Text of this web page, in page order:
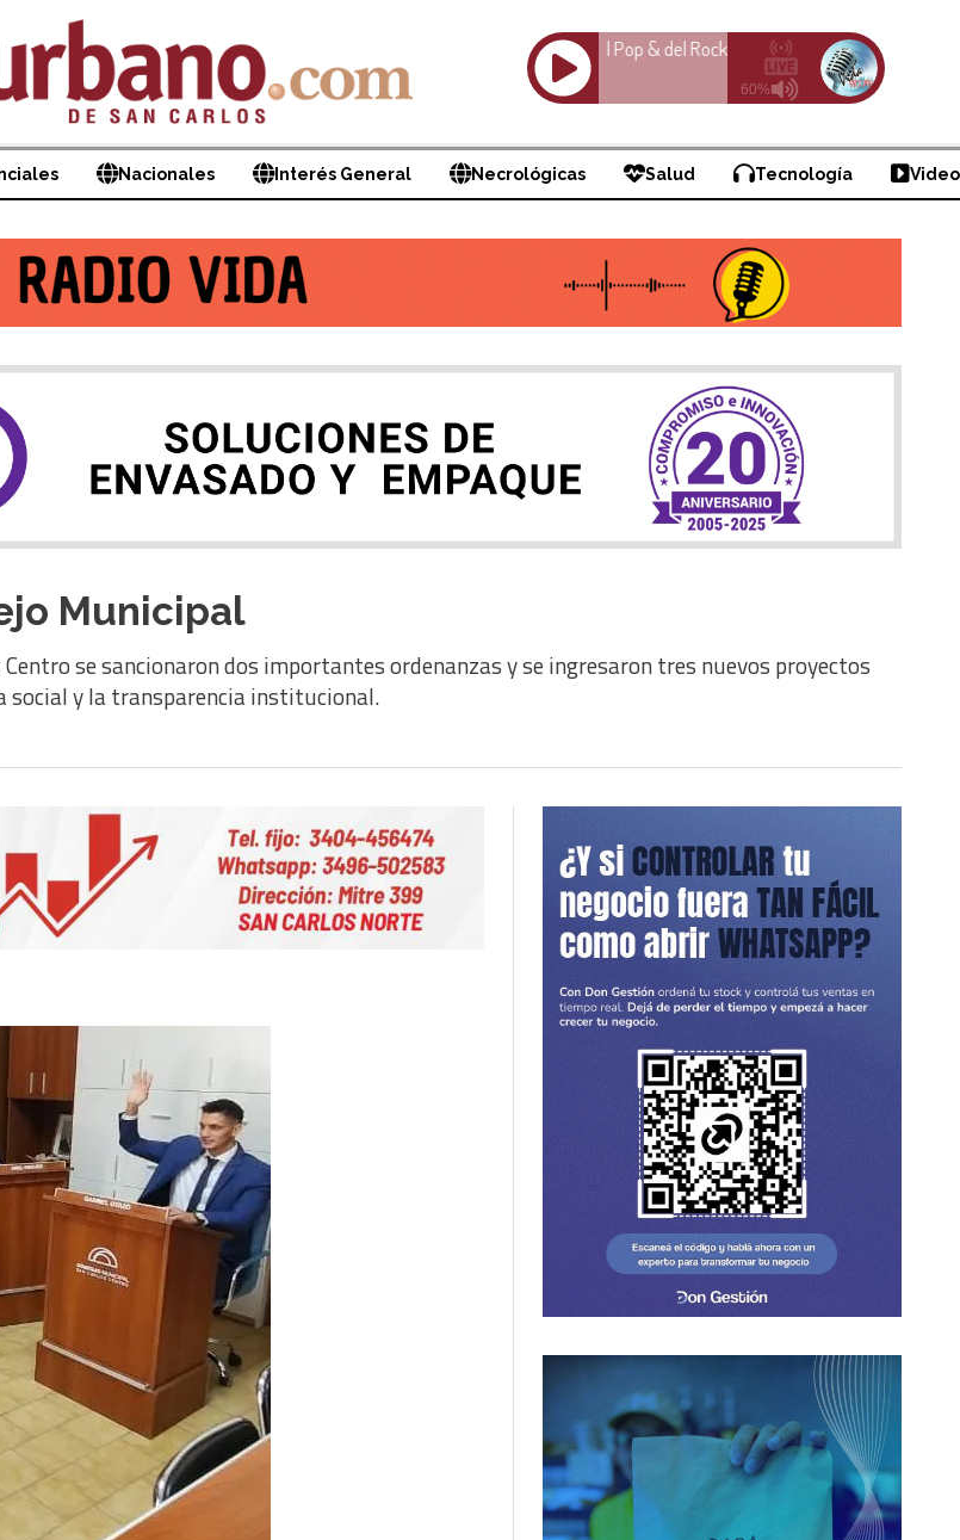
Nacionales Interés General Necrológicas Salud Tecnología
Municipal
se sancionaron dos importantes ordenanzas y se ingresaron tres nuevos proyectos
social y la transparencia institucional.